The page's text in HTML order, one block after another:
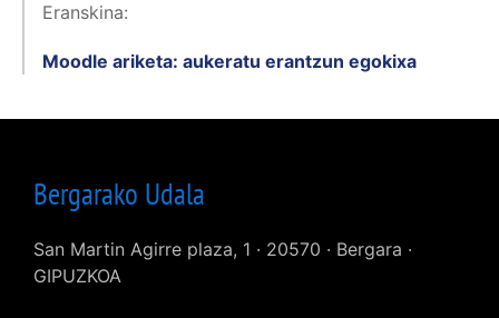
Eranskina:
Moodle ariketa: aukeratu erantzun egokixa
Bergarako Udala
San Martin Agirre plaza, 1 · 20570 · Bergara ·
GIPUZKOA